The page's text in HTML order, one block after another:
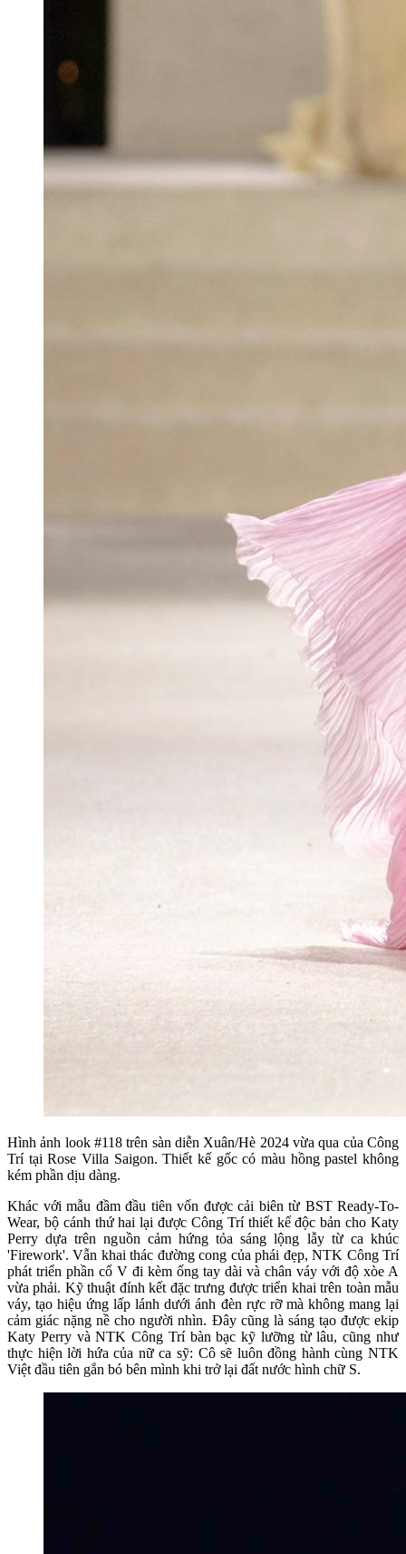
Hình ảnh look #118 trên sàn diễn Xuân/Hè 2024 vừa qua của Công
Trí tại Rose Villa Saigon. Thiết kế gốc có màu hồng pastel không
kém phần dịu dàng.
Khác với mẫu đầm đầu tiên vốn được cải biên từ BST Ready-To-
Wear, bộ cánh thứ hai lại được Công Trí thiết kế độc bản cho Katy
Perry dựa trên nguồn cảm hứng tỏa sáng lộng lẫy từ ca khúc
'Firework'. Vẫn khai thác đường cong của phái đẹp, NTK Công Trí
phát triển phần cổ V đi kèm ống tay dài và chân váy với độ xòe A
vừa phải. Kỹ thuật đính kết đặc trưng được triển khai trên toàn mẫu
váy, tạo hiệu ứng lấp lánh dưới ánh đèn rực rỡ mà không mang lại
cảm giác nặng nề cho người nhìn. Đây cũng là sáng tạo được ekip
Katy Perry và NTK Công Trí bàn bạc kỹ lưỡng từ lâu, cũng như
thực hiện lời hứa của nữ ca sỹ: Cô sẽ luôn đồng hành cùng NTK
Việt đầu tiên gắn bó bên mình khi trở lại đất nước hình chữ S.